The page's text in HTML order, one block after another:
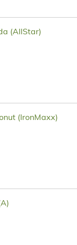
(AllStar)
(IronMaxx)